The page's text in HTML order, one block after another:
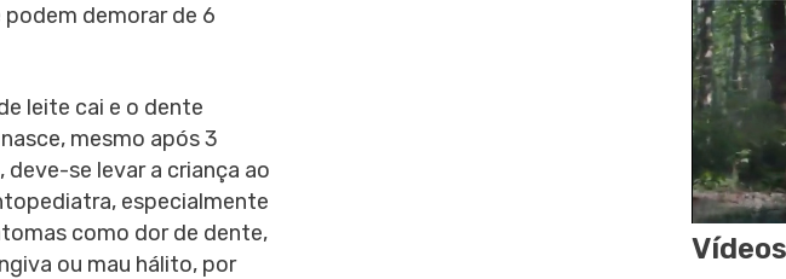
demorar de 6
leite cai e o dente
mesmo após 3
deve-se levar a criança ao
especialmente
como dor de dente,
ou mau hálito, por